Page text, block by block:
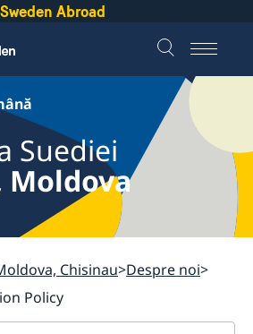
Sweden Abroad
Suediei
Moldova
Chisinau Despre noi
Policy